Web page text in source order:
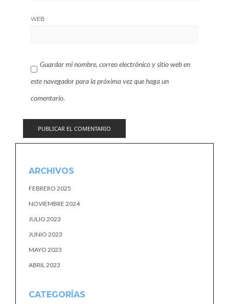
WEB
Guardar mi nombre, correo electrónico y sitio web en
este navegador para la próxima vez que haga un
comentario.
ARCHIVOS
FEBRERO 2025
NOVIEMBRE 2024
JULIO 2023
JUNIO 2023
MAYO 2023
ABRIL 2023
CATEGORÍAS